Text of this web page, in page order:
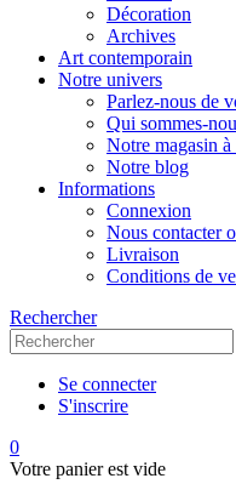
Décoration
Archives
Art contemporain
Notre univers
Parlez-nous de
Qui sommes-
Notre magasin
Notre blog
Informations
Connexion
Nous contacter
Livraison
Conditions de
Rechercher
Se connecter
S'inscrire
0
Votre panier est vide